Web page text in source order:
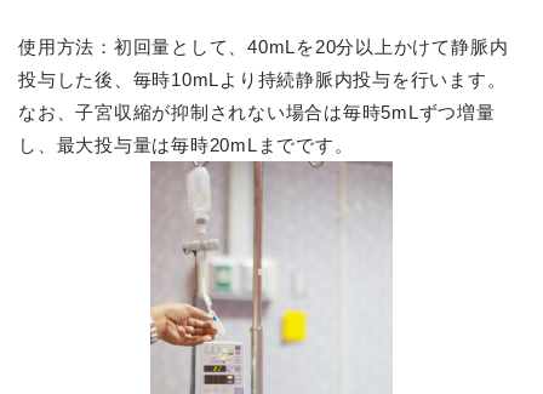
使用方法：初回量として、40mLを20分以上かけて静脈内
投与した後、毎時10mLより持続静脈内投与を行います。
なお、子宮収縮が抑制されない場合は毎時5mLずつ増量
し、最大投与量は毎時20mLまでです。